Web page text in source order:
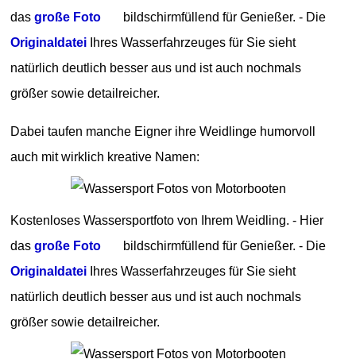
dasgroße Foto
bildschirmfüllend für Genießer. - Die
Originaldatei Ihres Wasserfahrzeuges für Sie sieht
natürlich deutlich besser aus und ist auch nochmals
größer sowie detailreicher.
Dabei taufen manche Eigner ihre Weidlinge humorvoll
auch mit wirklich kreative Namen:
Kostenloses Wassersportfoto von Ihrem Weidling. - Hier
dasgroße Foto
bildschirmfüllend für Genießer. - Die
Originaldatei Ihres Wasserfahrzeuges für Sie sieht
natürlich deutlich besser aus und ist auch nochmals
größer sowie detailreicher.